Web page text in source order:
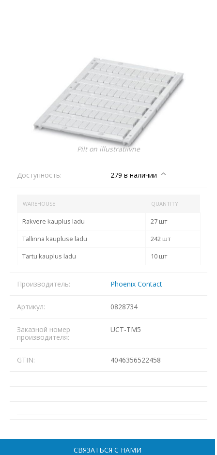
Pilt on illustratiivne
Доступность: 279 в наличии
WAREHOUSE QUANTITY
Rakvere kauplus ladu
27 шт
Tallinna kaupluse ladu
242 шт
Tartu kauplus ladu
10 шт
Производитель: Phoenix Contact
Артикул: 0828734
Заказной номер
производителя:
UCT-TM5
GTIN: 4046356522458
СВЯЗАТЬСЯ С НАМИ